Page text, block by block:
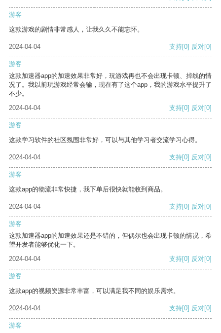
游客
这款游戏的剧情非常感人，让我久久不能忘怀。
2024-04-04 支持[0] 反对[0]
游客
这款加速器app的加速效果非常好，玩游戏再也不会出现卡顿、掉线的情
况了。我以前玩游戏经常会输，现在有了这个app，我的游戏水平提升了
不少。
2024-04-04
支持[0] 反对[0]
游客
这款学习软件的社区氛围非常好，可以与其他学习者交流学习心得。
2024-04-04 支持[0] 反对[0]
游客
这款app的物流非常快捷，我下单后很快就能收到商品。
2024-04-04 支持[0] 反对[0]
游客
这款加速器app的加速效果还是不错的，但偶尔也会出现卡顿的情况，希
望开发者能够优化一下。
2024-04-04
支持[0] 反对[0]
游客
这款app的视频资源非常丰富，可以满足我不同的娱乐需求。
2024-04-04 支持[0] 反对[0]
游客